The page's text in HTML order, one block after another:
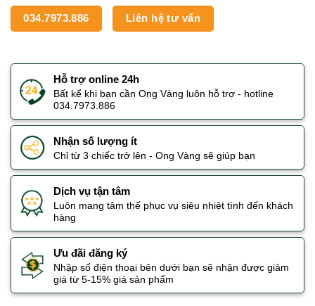
034.7973.886 Liên hệ tư vấn
Hỗ trợ online 24h
Bất kể khi bạn cần Ong Vàng luôn hỗ trợ - hotline
034.7973.886
Nhận số lượng ít
Chỉ từ 3 chiếc trở lên - Ong Vàng sẽ giúp bạn
Dịch vụ tận tâm
Luôn mang tâm thế phục vụ siêu nhiệt tình đến khách
hàng
Ưu đãi đăng ký
Nhập số điện thoại bên dưới bạn sẽ nhận được giảm
giá từ 5-15% giá sản phẩm